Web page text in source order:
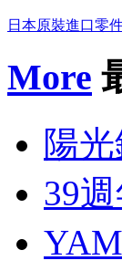
日本原裝進口零
More
陽
39